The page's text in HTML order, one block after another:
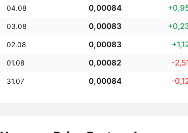
04.08 0,00084
03.08 0,00083
02.08 0,00083
01.08 0,00082 -
31.07 0,00084 -